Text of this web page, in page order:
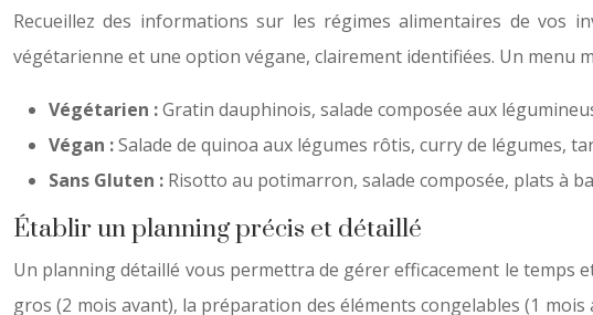
Recueillez des informations sur les régimes alimentaires de vos
végétarienne et une option végane, clairement identifiées. Un menu
Végétarien :Gratin dauphinois, salade composée aux
Végan :Salade de quinoa aux légumes rôtis, curry de légumes,
Sans Gluten : Risotto au potimarron, salade composée, plats à
Établir un planning précis et détaillé
Un planning détaillé vous permettra de gérer efficacement le temps
gros (2 mois avant), la préparation des éléments congelables (1